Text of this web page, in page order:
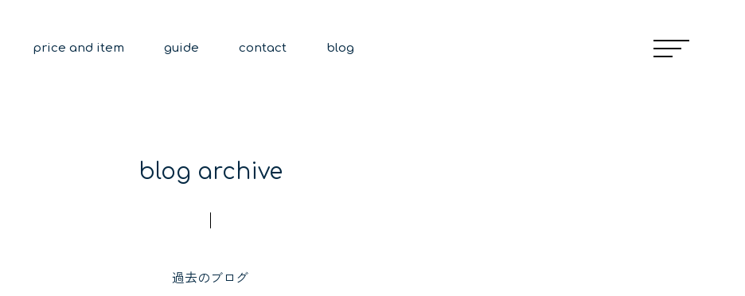
price and item guide contact blog
blog archive
過去のブログ